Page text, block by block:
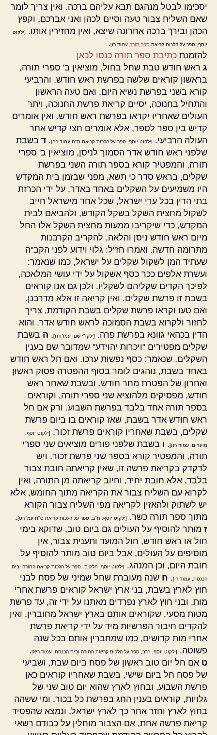
יסכימו לבטל מנהגם תבא עליהם ברכה. ואין צריך לומר
שאם השליח צבור טעה וסיים לכהן ואני אברכם, וקפץ
הכהן ובירך ברכה אחרונה שיצא, ואין מחזירין אותו.
[ילקוט
יוסף, ספר על הלכות קריאת ספר תורה עמוד רז].
להזמנת כתיבת ספר תורה כנסו לכאן
ג ראש חודש טבת שחל בחול, מוציאין ב' ספרי תורה,
בראשון קוראים שלשה בפרשת ראש חודש, והרביעי
קורא בשני בפרשת נשיא היום, ואם טעה הראשון
והתחיל בחנוכה, יסיים קריאת פרשת החנוכה, ויתר
העולים שאחריו יקראו בפרשת ראש חודש. ואין אומרים
קדיש בין ספר לספר, אלא אומרים חצי קדיש אחר
העולה הרביעי.
[ילקוט יוסף, ספר על הלכות קריאת ס"ת עמוד רח]. ד בשבת
שלפני ראש חודש אדר הסמוך לניסן, מוציאין ב' ספרי
תורה, והמפטיר קורא בספר תורה השני בפרשת
שקלים, בראש סדר כי תשא, מפני שבזמן בית המקדש
היו משמיעים על השקלים באחד באדר, על ידי הכרזת
בתי הדין בכל ערי ישראל, שכל אחד מישראל חייב
לשקול מחצית השקל בשקל הקודש, ולהביאם לבית
המקדש, כדי שיקריבו ממעות מחצית השקל אלו החל
מיום ראש חודש ניסן והלאה, להקריב הקרבנות
מתרומה חדשה. ואמרו חז"ל: גלוי וידוע לפני הקב"ה
שעתיד המן לשקול שקלים על ישראל, כמו שנאמר:
ועשרת אלפים ככר כסף אשקול על ידי עושי המלאכה,
לפיכך הקדים שקליהם לשקליו. ולכן גם אנו קוראים
בשבת זו פרשת שקלים. ואין קריאה זו אלא מדרבנן.
ואם טעו וקראו פרשת שקלים בשבת הקודמת, צריך
לחזור ולקרוא בשבת הסמוכה לראש חודש אדר. והוא
הדין בכהאי גוונא בפרשת פרה.
[ילקו"י שם, עמו' רח]. ה בשבת
שקלים מפטירים "ויכרות יהוידע" שמדובר שם בענין
השקלים, שנאמר: כסף נפשות ערכו. ואם חל ראש חודש
באחד בשבת, נוהגים לומר בסוף ההפטרה פסוק ראשון
ואחרון של הפטרת מחר חודש. ובשבת שאחר ראש
חודש, מפסיקים מלהוציא שני ספרי תורה, וקוראים
בספר תורה אחד בלבד בפרשת השבוע. ורק אם חל
ראש חודש אדר בשבת, שאז קוראים בו ביום פרשת
שקלים, בשבת שאחריו קוראים פרשת זכור.
[ילקוט יוסף,
מועדים, עמוד רנו]. ו בשבת שלפני פורים מוציאים שני ספרי
תורה, והמפטיר קורא בספר שני פרשת זכור. ויש
לדקדק בקריאת פרשה זו, שאין קריאתה חובת צבור
בלבד, אלא חובת יחיד, וחיוב קריאתה מן התורה, ואין
לקרוא עם השליח צבור את הקריאה מתוך החומש, אלא
יש לשתוק ולהאזין לקריאה מפי השליח צבור הקורא
מתוך ספר תורה כשר.
[ילקוט יוסף, ח"ב, ספר על הלכות קריאת ס"ת עמ' רט].
ז מותר להוסיף על העולים גם ביום טוב, שדוקא בימי
חול או ראש חודש, חול המועד ותענית צבור, אין
מוסיפים על העולים, אבל ביום טוב מותר להוסיף על
חובת היום, וכן המנהג.
[ילקוט יוסף, חלק ב', ספר על הלכות קריאת התורה ובית
הכנסת, עמוד רי]. ח שנה מעוברת שחל שמיני של פסח לבני
חוץ לארץ בשבת, בני ארץ ישראל קוראים פרשת אחרי
מות, ובני חוץ לארץ נפרדים מאתנו על ידי זה, עד פרשת
מטות מסעי, שקוראים אותם בארץ ישראל מחוברין, ואין
להקדים חיבור הפרשיות מיד על ידי קריאת פרשת
אחרי מות קדושים, כמו שמחברין אותם בכל שנה
פשוטה.
[ילקוט יוסף, ח"ב, ספר על הלכות קריאת התורה ובית הכנסת, עמוד ריא].
ט אם חל יום טוב ראשון של פסח ביום שבת, ושביעי
של פסח חל ביום שישי, בשבת שאחריו קוראים כאן
פרשת השבוע, ובחוץ לארץ שהוא יום טוב שני של
גלויות, קוראים בענין החג בפרשת כל בכור, ומי ששהה
בחוץ לארץ וחזר אחר כך לארץ ישראל, ונמצא שהפסיד
קריאת פרשה אחת, אם הצבור מוחלין על כבודם רשאי